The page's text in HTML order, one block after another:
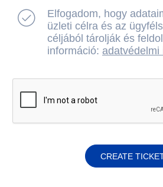
Elfogadom, hogy
üzleti célra és az
céljából tárolják és
információ: adatvédelmi
CREATE